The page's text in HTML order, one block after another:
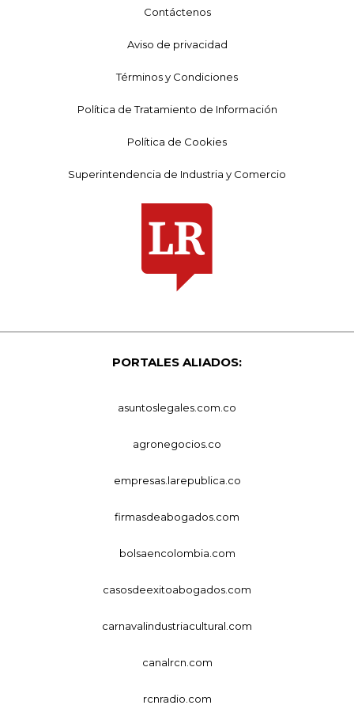
Contáctenos
Aviso de privacidad
Términos y Condiciones
Política de Tratamiento de Información
Política de Cookies
Superintendencia de Industria y Comercio
PORTALES ALIADOS:
asuntoslegales.com.co
agronegocios.co
empresas.larepublica.co
firmasdeabogados.com
bolsaencolombia.com
casosdeexitoabogados.com
carnavalindustriacultural.com
canalrcn.com
rcnradio.com